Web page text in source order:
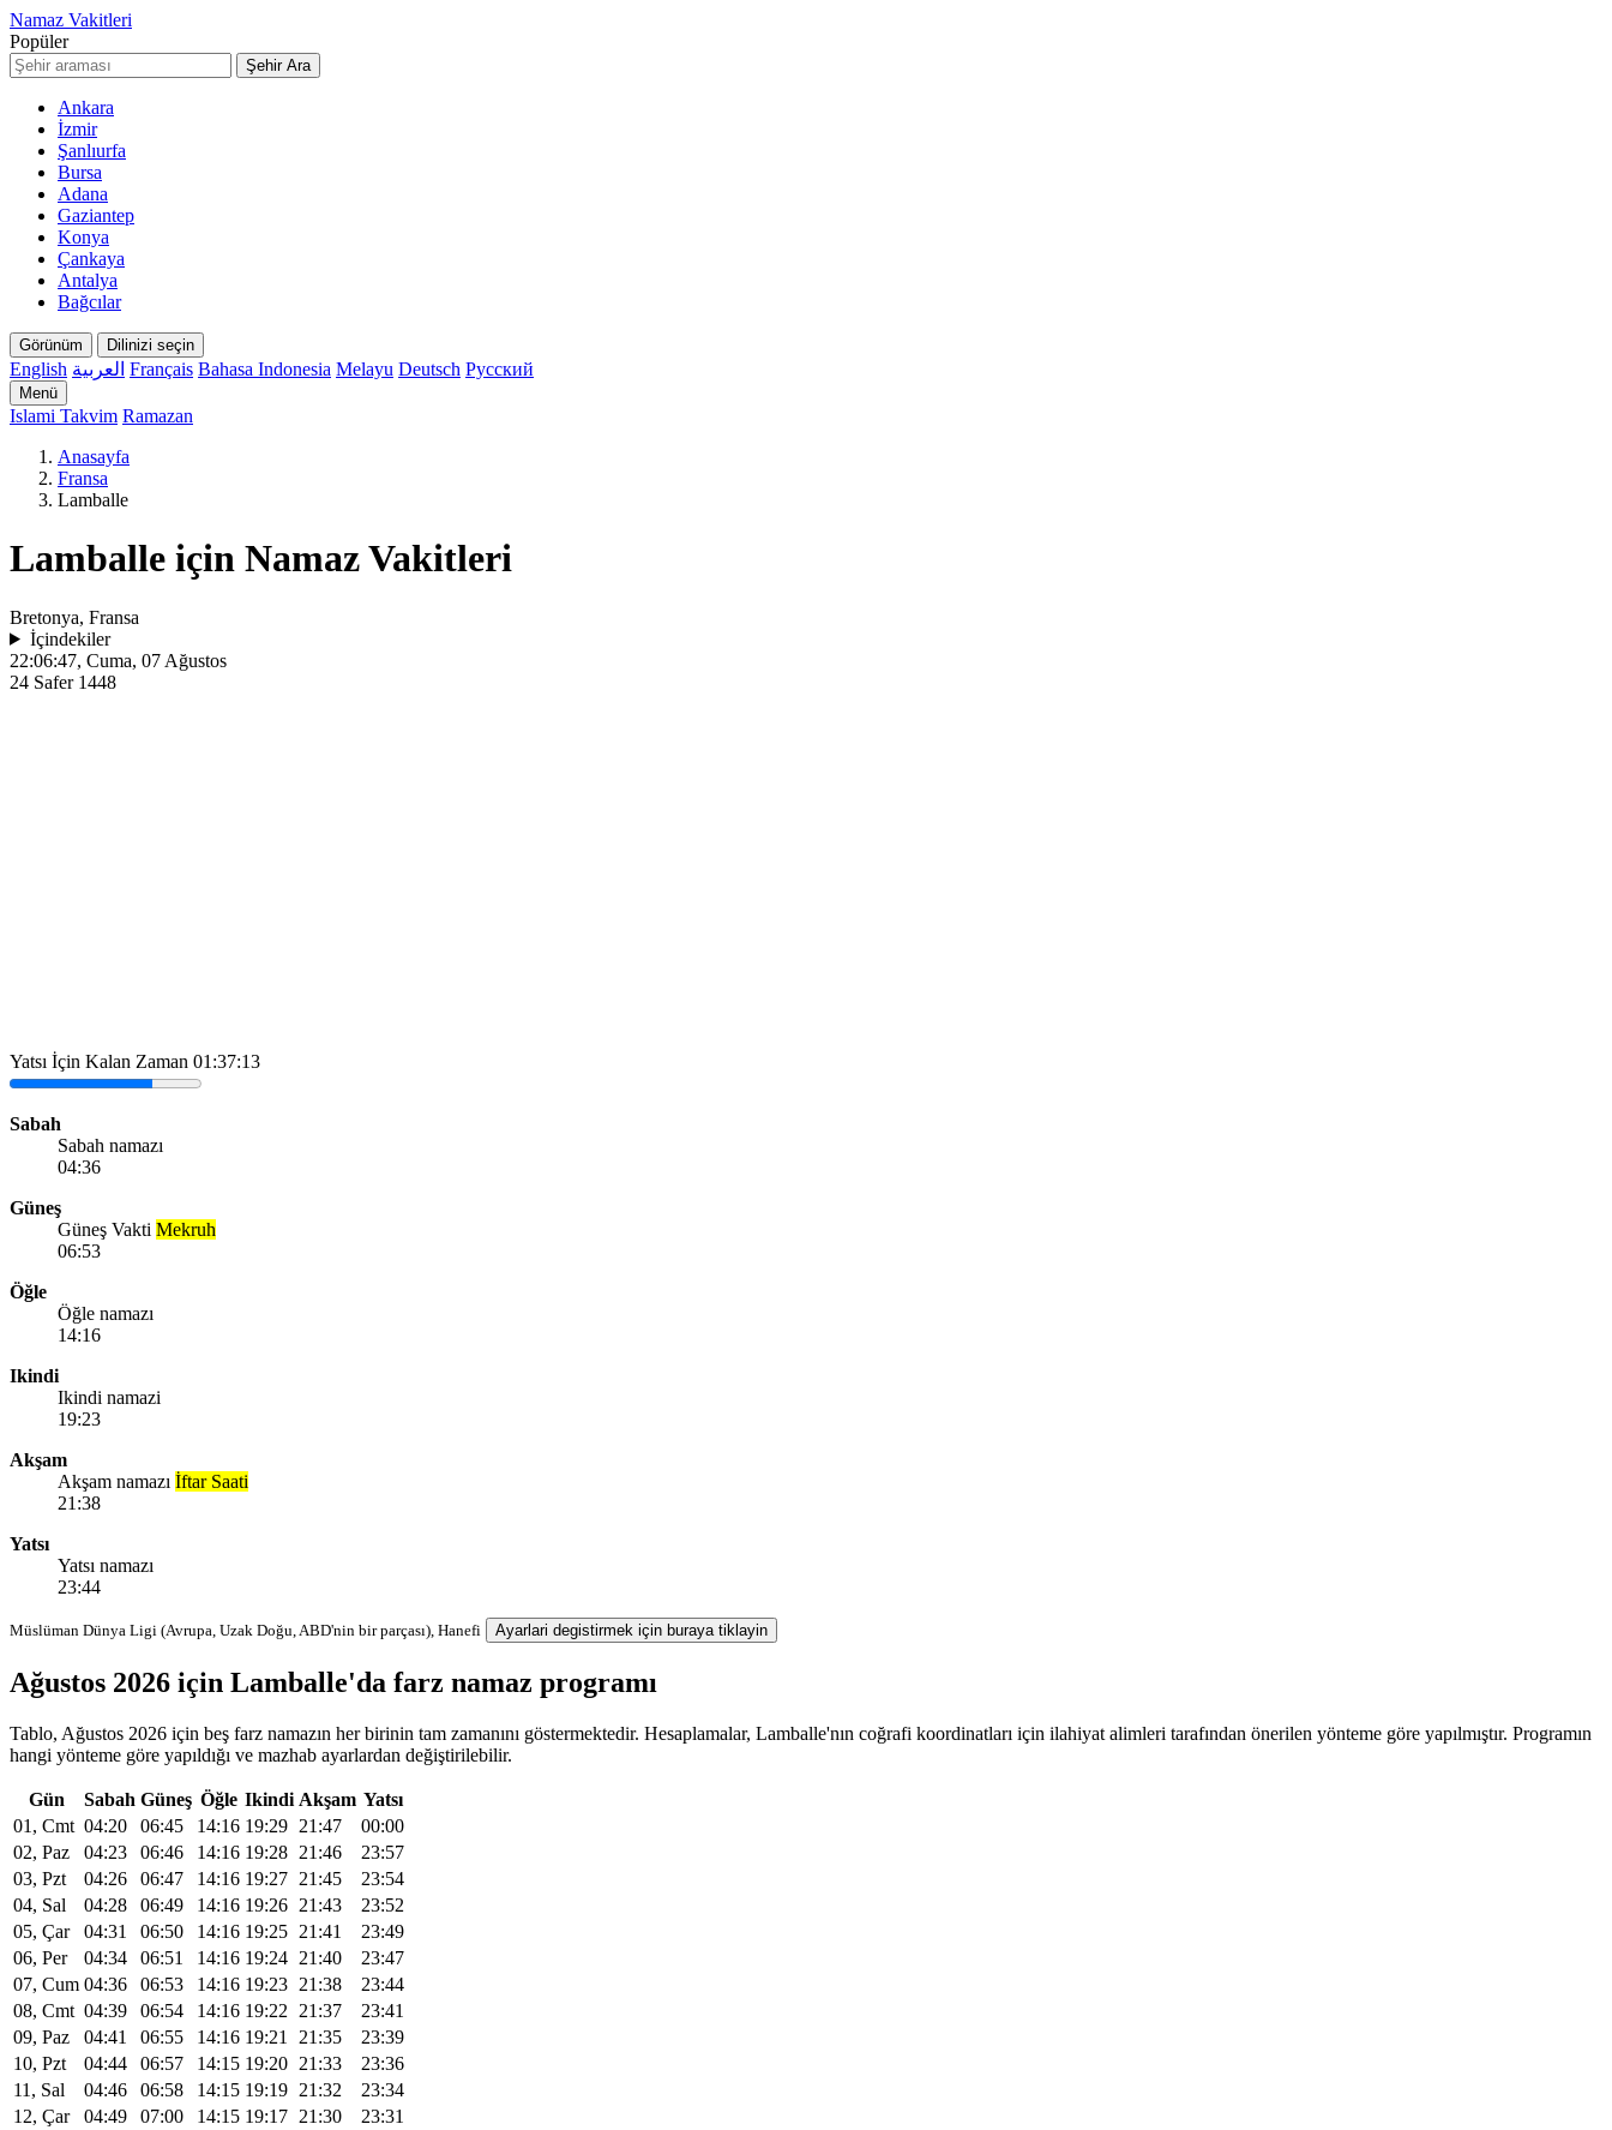
Namaz Vakitleri
Popüler
Şehir Ara
Ankara
İzmir
Şanlıurfa
Bursa
Adana
Gaziantep
Konya
Çankaya
Antalya
Bağcılar
Görünüm Dilinizi seçin
English العربية Français Bahasa Indonesia Melayu Deutsch Русский
Menü
Islami Takvim Ramazan
Anasayfa
Fransa
Lamballe
Lamballe için Namaz Vakitleri
Bretonya, Fransa
İçindekiler
22:06:47, Cuma, 07 Ağustos
24 Safer 1448
Yatsı İçin Kalan Zaman 01:37:13
Sabah
Sabah namazı
04:36
Güneş
Güneş Vakti Mekruh
06:53
Öğle
Öğle namazı
14:16
Ikindi
Ikindi namazi
19:23
Akşam
Akşam namazı İftar Saati
21:38
Yatsı
Yatsı namazı
23:44
Müslüman Dünya Ligi (Avrupa, Uzak Doğu, ABD'nin bir parçası), Hanefi Ayarlari degistirmek için buraya tiklayin
Ağustos 2026 için Lamballe'da farz namaz programı
Tablo, Ağustos 2026 için beş farz namazın her birinin tam zamanını göstermektedir. Hesaplamalar, Lamballe'nın coğrafi koordinatları için ilahiyat alimleri tarafından önerilen yönteme göre yapılmıştır. Programın
hangi yönteme göre yapıldığı ve mazhab ayarlardan değiştirilebilir.
Gün Sabah Güneş Öğle Ikindi Akşam Yatsı
01, Cmt 04:20 06:45 14:16 19:29 21:47
00:00
02, Paz
04:23 06:46 14:16 19:28 21:46
23:57
03, Pzt
04:26 06:47 14:16 19:27 21:45
23:54
04, Sal
04:28 06:49 14:16 19:26 21:43
23:52
05, Çar
04:31 06:50 14:16 19:25 21:41
23:49
06, Per
04:34 06:51 14:16 19:24 21:40
23:47
07, Cum 04:36 06:53 14:16 19:23 21:38
23:44
08, Cmt 04:39 06:54 14:16 19:22 21:37
23:41
09, Paz
04:41 06:55 14:16 19:21 21:35
23:39
10, Pzt
04:44 06:57 14:15 19:20 21:33
23:36
11, Sal
04:46 06:58 14:15 19:19 21:32
23:34
12, Çar
04:49 07:00 14:15 19:17 21:30
23:31